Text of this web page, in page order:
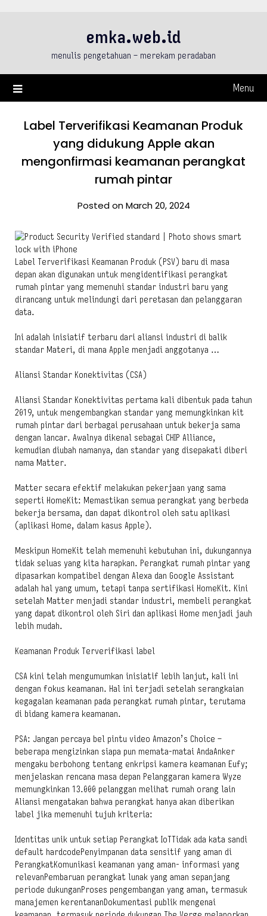
emka.web.id
menulis pengetahuan – merekam peradaban
Menu
Label Terverifikasi Keamanan Produk
yang didukung Apple akan
mengonfirmasi keamanan perangkat
rumah pintar
Posted on March 20, 2024
Label Terverifikasi Keamanan Produk (PSV) baru di masa
depan akan digunakan untuk mengidentifikasi perangkat
rumah pintar yang memenuhi standar industri baru yang
dirancang untuk melindungi dari peretasan dan pelanggaran
data.
Ini adalah inisiatif terbaru dari aliansi industri di balik
standar Materi, di mana Apple menjadi anggotanya …
Aliansi Standar Konektivitas (CSA)
Aliansi Standar Konektivitas pertama kali dibentuk pada tahun
2019, untuk mengembangkan standar yang memungkinkan kit
rumah pintar dari berbagai perusahaan untuk bekerja sama
dengan lancar. Awalnya dikenal sebagai CHIP Alliance,
kemudian diubah namanya, dan standar yang disepakati diberi
nama Matter.
Matter secara efektif melakukan pekerjaan yang sama
seperti HomeKit: Memastikan semua perangkat yang berbeda
bekerja bersama, dan dapat dikontrol oleh satu aplikasi
(aplikasi Home, dalam kasus Apple).
Meskipun HomeKit telah memenuhi kebutuhan ini, dukungannya
tidak seluas yang kita harapkan. Perangkat rumah pintar yang
dipasarkan kompatibel dengan Alexa dan Google Assistant
adalah hal yang umum, tetapi tanpa sertifikasi HomeKit. Kini
setelah Matter menjadi standar industri, membeli perangkat
yang dapat dikontrol oleh Siri dan aplikasi Home menjadi jauh
lebih mudah.
Keamanan Produk Terverifikasi label
CSA kini telah mengumumkan inisiatif lebih lanjut, kali ini
dengan fokus keamanan. Hal ini terjadi setelah serangkaian
kegagalan keamanan pada perangkat rumah pintar, terutama
di bidang kamera keamanan.
PSA: Jangan percaya bel pintu video Amazon’s Choice –
beberapa mengizinkan siapa pun memata-matai AndaAnker
mengaku berbohong tentang enkripsi kamera keamanan Eufy;
menjelaskan rencana masa depan Pelanggaran kamera Wyze
memungkinkan 13.000 pelanggan melihat rumah orang lain
Aliansi mengatakan bahwa perangkat hanya akan diberikan
label jika memenuhi tujuh kriteria:
Identitas unik untuk setiap Perangkat IoTTidak ada kata sandi
default hardcodePenyimpanan data sensitif yang aman di
PerangkatKomunikasi keamanan yang aman- informasi yang
relevanPembaruan perangkat lunak yang aman sepanjang
periode dukunganProses pengembangan yang aman, termasuk
manajemen kerentananDokumentasi publik mengenai